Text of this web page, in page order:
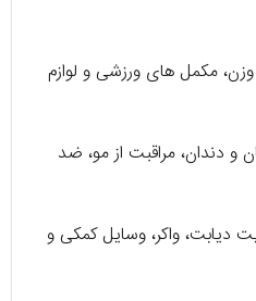
مکمل ‌های ورزشی و لوازم
دندان، مراقبت از مو، ضد
دیابت، واکر، وسایل کمکی و